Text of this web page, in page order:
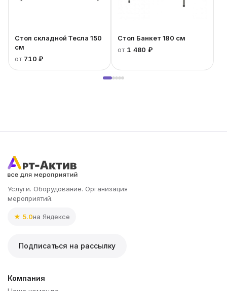
Стол складной Тесла 150
см
от 710 ₽
Стол Банкет 180 см
от 1 480 ₽
Услуги. Оборудование. Организация
мероприятий.
★ 5.0на Яндексе
Подписаться на рассылку
Компания